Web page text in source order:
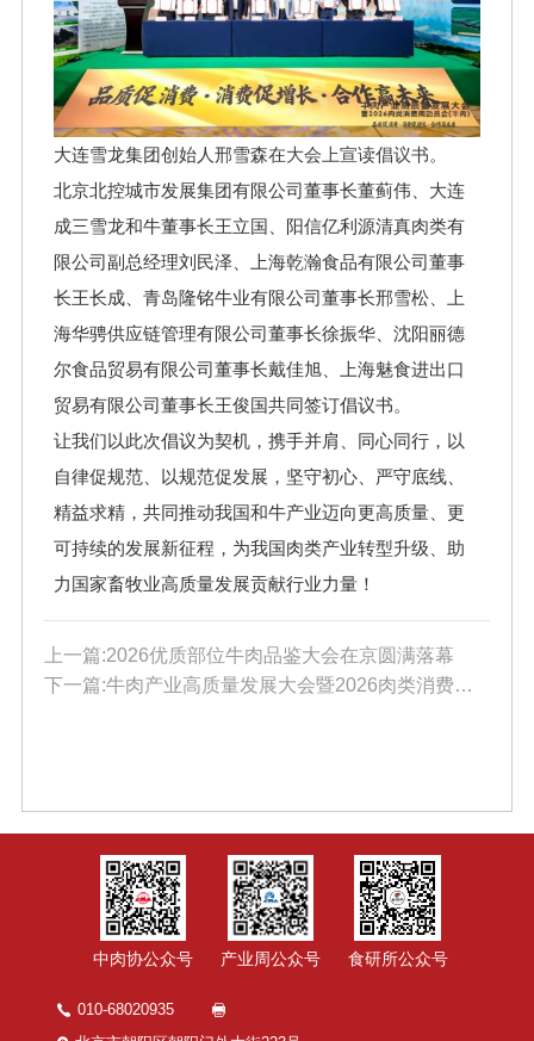
大连雪龙集团创始人邢雪森在大会上宣读倡议书。
北京北控城市发展集团有限公司董事长董蓟伟、大连
成三雪龙和牛董事长王立国、阳信亿利源清真肉类有
限公司副总经理刘民泽、上海乾瀚食品有限公司董事
长王长成、青岛隆铭牛业有限公司董事长邢雪松、上
海华骋供应链管理有限公司董事长徐振华、沈阳丽德
尔食品贸易有限公司董事长戴佳旭、上海魅食进出口
贸易有限公司董事长王俊国共同签订倡议书。
让我们以此次倡议为契机，携手并肩、同心同行，以
自律促规范、以规范促发展，坚守初心、严守底线、
精益求精，共同推动我国和牛产业迈向更高质量、更
可持续的发展新征程，为我国肉类产业转型升级、助
力国家畜牧业高质量发展贡献行业力量！
上一篇:2026优质部位牛肉品鉴大会在京圆满落幕
下一篇:牛肉产业高质量发展大会暨2026肉类消费周动员会（牛肉）在京隆重召开
中肉协公众号 产业周公众号 食研所公众号
010-68020935